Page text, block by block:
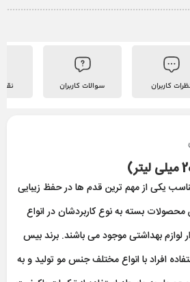
کاربران سوالات کاربران
یکی از مهم ترین قدم ها در حفظ زیبایی
بسته به نوع کاربردشان در انواع
لوازم بهداشتی موجود می باشند. برند بیس
افراد با انواع مختلف جنس مو تولید و به